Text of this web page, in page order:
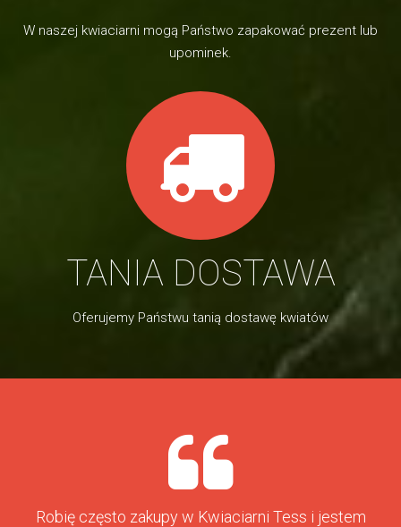
W naszej kwiaciarni mogą Państwo zapakować prezent lub
upominek.
TANIA DOSTAWA
Oferujemy Państwu tanią dostawę kwiatów
Robię często zakupy w Kwiaciarni Tess i jestem